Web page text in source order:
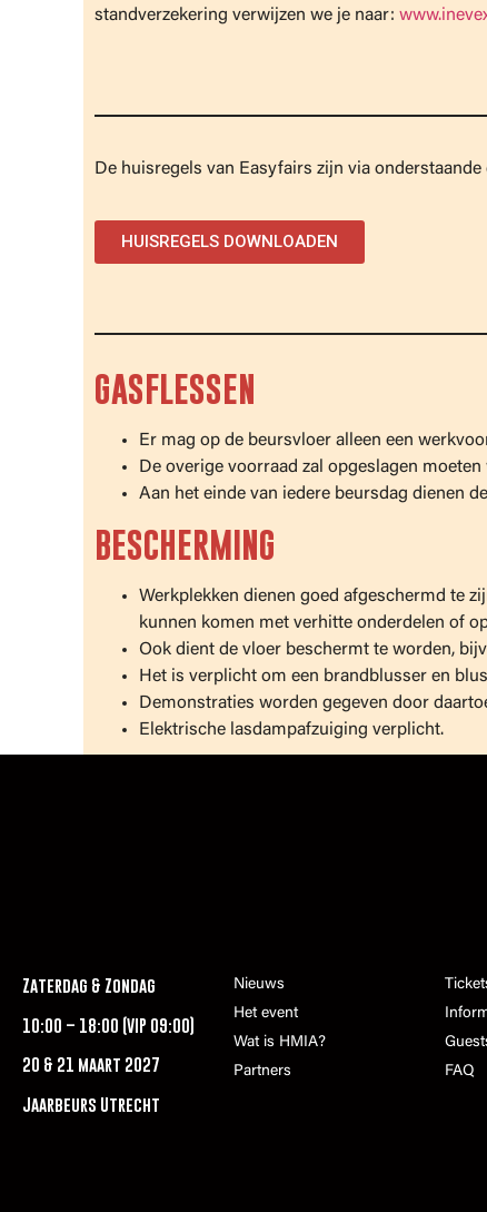
standverzekering verwijzen we je naar:
De huisregels van Easyfairs zijn via
HUISREGELS DOWNLOADEN
GASFLESSEN
Er mag op de beursvloer alleen een
De overige voorraad zal opgeslagen
Aan het einde van iedere beursdag dienen
BESCHERMING
Werkplekken dienen goed afgeschermd te
kunnen komen met verhitte onderdelen of
Ook dient de vloer beschermt te worden,
Het is verplicht om een brandblusser en
Demonstraties worden gegeven door
Elektrische lasdampafzuiging verplicht.
Zaterdag & Zondag
10:00 – 18:00 (VIP 09:00)
20 & 21 maart 2027
Jaarbeurs Utrecht
Nieuws
Het event
Wat is HMIA?
Partners
FAQ